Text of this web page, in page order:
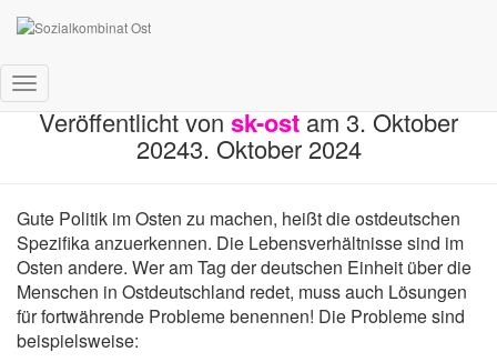
Navigation umschalten
Veröffentlicht vonsk-ostam3. Oktober
20243. Oktober 2024
Gute Politik im Osten zu machen, heißt die ostdeutschen
Spezifika anzuerkennen. Die Lebensverhältnisse sind im
Osten andere. Wer am Tag der deutschen Einheit über die
Menschen in Ostdeutschland redet, muss auch Lösungen
für fortwährende Probleme benennen! Die Probleme sind
beispielsweise: